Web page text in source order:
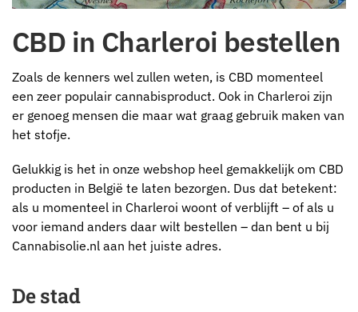
CBD in Charleroi bestellen
Zoals de kenners wel zullen weten, is CBD momenteel
een zeer populair cannabisproduct. Ook in Charleroi zijn
er genoeg mensen die maar wat graag gebruik maken van
het stofje.
Gelukkig is het in onze webshop heel gemakkelijk om CBD
producten in België te laten bezorgen. Dus dat betekent:
als u momenteel in Charleroi woont of verblijft – of als u
voor iemand anders daar wilt bestellen – dan bent u bij
Cannabisolie.nl aan het juiste adres.
De stad